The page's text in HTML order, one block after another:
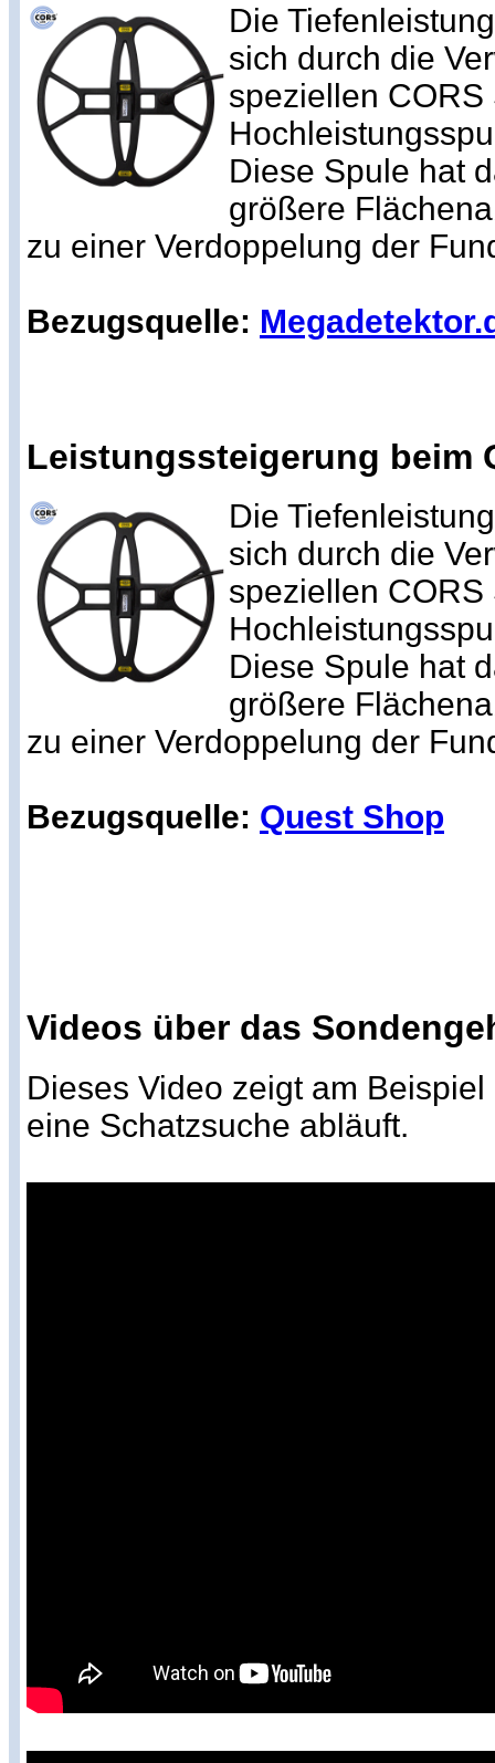
Die
sich durch die
speziellen CORS
Diese Spule hat
größere
zu einer Verdoppelung der
Bezugsquelle:
Leistungssteigerung beim
Die
sich durch die
speziellen CORS
Diese Spule hat
größere
zu einer Verdoppelung der
Bezugsquelle: Quest Shop
Videos über das
Dieses Video zeigt am
eine Schatzsuche abläuft.